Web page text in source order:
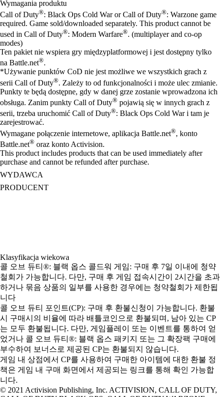
Wymagania produktu
Call of Duty®: Black Ops Cold War or Call of Duty®: Warzone game
required. Game sold/downloaded separately. This product cannot be
used in Call of Duty®: Modern Warfare®. (multiplayer and co-op
modes)
Ten pakiet nie wspiera gry międzyplatformowej i jest dostępny tylko
na Battle.net®.
*Używanie punktów CoD nie jest możliwe we wszystkich grach z
serii Call of Duty®. Zależy to od funkcjonalności i może ulec zmianie.
Punkty te będą dostępne, gdy w danej grze zostanie wprowadzona ich
obsługa. Zanim punkty Call of Duty® pojawią się w innych grach z
serii, trzeba uruchomić Call of Duty®: Black Ops Cold War i tam je
zarejestrować.
Wymagane połączenie internetowe, aplikacja Battle.net®, konto
Battle.net® oraz konto Activision.
This product includes products that can be used immediately after
purchase and cannot be refunded after purchase.
WYDAWCA
PRODUCENT
Klasyfikacja wiekowa
콜 오브 듀티®: 블랙 옵스 콜드워 게임: 구매 후 7일 이내에 청약
철회가 가능합니다. 다만, 구매 후 게임 접속시간이 2시간을 초과
하거나 묶음 상품의 일부를 사용한 경우에는 청약철회가 제한됩
니다
콜 오브 듀티 포인트(CP): 구매 후 환불신청이 가능합니다. 환불
시 구매시의 비율에 따라 배틀코인으로 환불되며, 남아 있는 CP
는 모두 환불됩니다. 다만, 게임플레이 또는 이벤트를 통하여 얻
었거나 콜 오브 듀티®: 블랙 옵스 패키지 또는 그 확장팩 구매에
부수하여 보너스로 제공된 CP는 환불되지 않습니다.
게임 내 상점에서 CP를 사용하여 구매한 아이템에 대한 환불 정
책은 게임 내 구매 화면에서 제공되는 링크를 통해 확인 가능합
니다.
© 2021 Activision Publishing, Inc. ACTIVISION, CALL OF DUTY,